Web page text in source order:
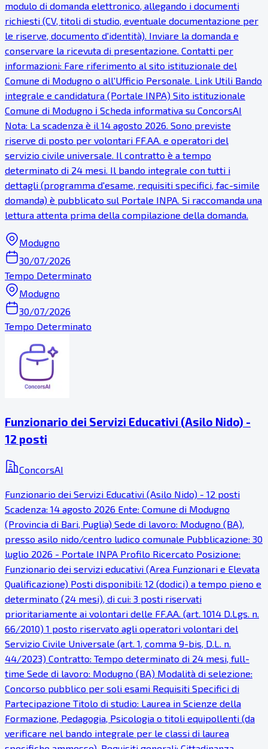
modulo di domanda elettronico, allegando i documenti
richiesti (CV, titoli di studio, eventuale documentazione per
le riserve, documento d'identità). Inviare la domanda e
conservare la ricevuta di presentazione. Contatti per
informazioni: Fare riferimento al sito istituzionale del
Comune di Modugno o all'Ufficio Personale. Link Utili Bando
integrale e candidatura (Portale INPA) Sito istituzionale
Comune di Modugno ℹ Scheda informativa su ConcorsAI
Nota: La scadenza è il 14 agosto 2026. Sono previste
riserve di posto per volontari FF.AA. e operatori del
servizio civile universale. Il contratto è a tempo
determinato di 24 mesi. Il bando integrale con tutti i
dettagli (programma d'esame, requisiti specifici, fac-simile
domanda) è pubblicato sul Portale INPA. Si raccomanda una
lettura attenta prima della compilazione della domanda.
Modugno
30/07/2026
Tempo Determinato
Modugno
30/07/2026
Tempo Determinato
Funzionario dei Servizi Educativi (Asilo Nido) -
12 posti
ConcorsAI
Funzionario dei Servizi Educativi (Asilo Nido) - 12 posti
Scadenza: 14 agosto 2026 Ente: Comune di Modugno
(Provincia di Bari, Puglia) Sede di lavoro: Modugno (BA),
presso asilo nido/centro ludico comunale Pubblicazione: 30
luglio 2026 - Portale INPA Profilo Ricercato Posizione:
Funzionario dei servizi educativi (Area Funzionari e Elevata
Qualificazione) Posti disponibili: 12 (dodici) a tempo pieno e
determinato (24 mesi), di cui: 3 posti riservati
prioritariamente ai volontari delle FF.AA. (art. 1014 D.Lgs. n.
66/2010) 1 posto riservato agli operatori volontari del
Servizio Civile Universale (art. 1, comma 9-bis, D.L. n.
44/2023) Contratto: Tempo determinato di 24 mesi, full-
time Sede di lavoro: Modugno (BA) Modalità di selezione:
Concorso pubblico per soli esami Requisiti Specifici di
Partecipazione Titolo di studio: Laurea in Scienze della
Formazione, Pedagogia, Psicologia o titoli equipollenti (da
verificare nel bando integrale per le classi di laurea